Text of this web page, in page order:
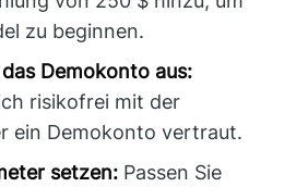
zu beginnen.
Demokonto aus:
risikofrei mit der
ein Demokonto vertraut.
setzen: Passen Sie